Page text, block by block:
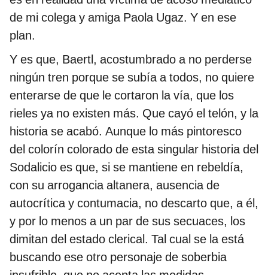
de mi colega y amiga Paola Ugaz. Y en ese
plan.
Y es que, Baertl, acostumbrado a no perderse
ningún tren porque se subía a todos, no quiere
enterarse de que le cortaron la vía, que los
rieles ya no existen más. Que cayó el telón, y la
historia se acabó. Aunque lo más pintoresco
del colorín colorado de esta singular historia del
Sodalicio es que, si se mantiene en rebeldía,
con su arrogancia altanera, ausencia de
autocrítica y contumacia, no descarto que, a él,
y por lo menos a un par de sus secuaces, los
dimitan del estado clerical. Tal cual se la está
buscando ese otro personaje de soberbia